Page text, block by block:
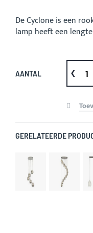
De Cyclone is een
lamp heeft een
AANTAL
GERELATEERDE